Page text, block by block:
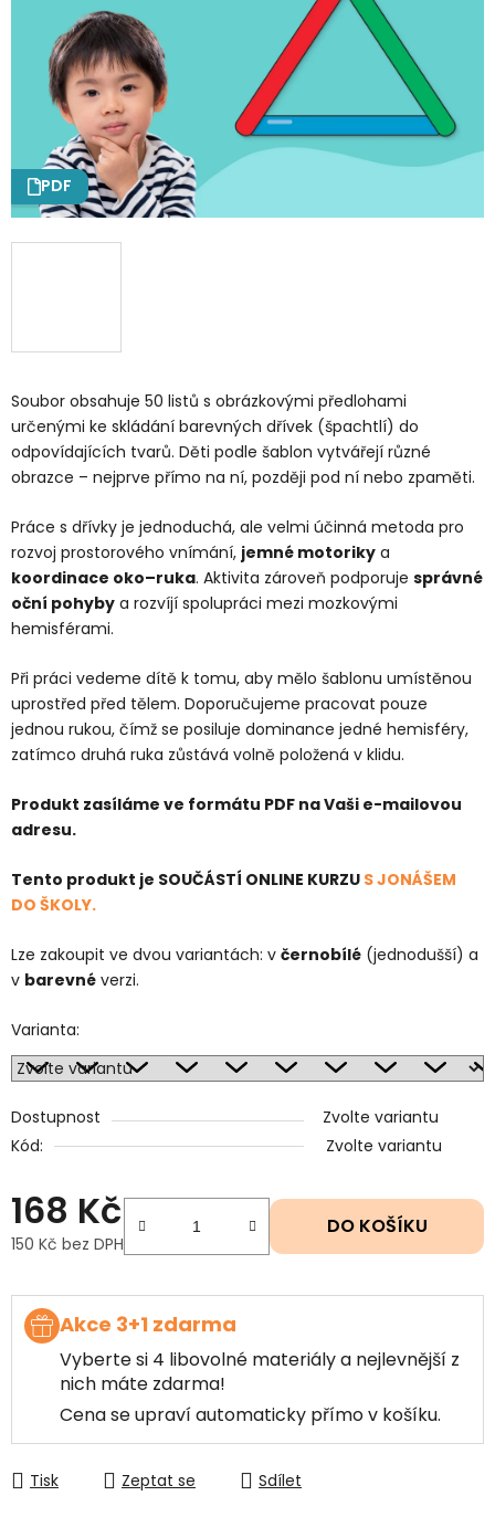
Soubor obsahuje 50 listů s obrázkovými předlohami
určenými ke skládání barevných dřívek (špachtlí) do
odpovídajících tvarů. Děti podle šablon vytvářejí různé
obrazce – nejprve přímo na ní, později pod ní nebo zpaměti.
Práce s dřívky je jednoduchá, ale velmi účinná metoda pro
rozvoj prostorového vnímání, jemné motoriky a
koordinace oko–ruka. Aktivita zároveň podporuje správné
oční pohyby a rozvíjí spolupráci mezi mozkovými
hemisférami.
Při práci vedeme dítě k tomu, aby mělo šablonu umístěnou
uprostřed před tělem. Doporučujeme pracovat pouze
jednou rukou, čímž se posiluje dominance jedné hemisféry,
zatímco druhá ruka zůstává volně položená v klidu.
Produkt zasíláme ve formátu PDF na Vaši e-mailovou
adresu.
Tento produkt je SOUČÁSTÍ ONLINE KURZU S JONÁŠEM
DO ŠKOLY.
Lze zakoupit ve dvou variantách: v černobílé (jednodušší) a
v barevné verzi.
Varianta:
Dostupnost
Zvolte variantu
Kód:
Zvolte variantu
168 Kč
150 Kč bez DPH
DO KOŠÍKU
Akce 3+1 zdarma
Vyberte si 4 libovolné materiály a nejlevnější z
nich máte zdarma!
Cena se upraví automaticky přímo v košíku.
Tisk Zeptat se Sdílet
PDF